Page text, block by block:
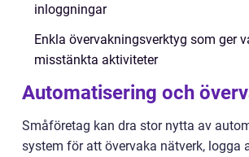
inloggningar
Enkla övervakningsverktyg som ger
misstänkta aktiviteter
Automatisering och
Småföretag kan dra stor nytta av
system för att övervaka nätverk, logga